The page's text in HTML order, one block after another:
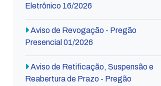
Eletrônico 16/2026
Aviso de Revogação - Pregão
Presencial 01/2026
Aviso de Retificação, Suspensão e
Reabertura de Prazo - Pregão